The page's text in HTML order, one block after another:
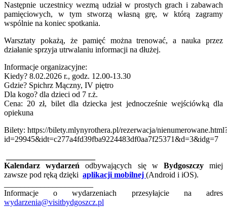
Następnie uczestnicy wezmą udział w prostych grach i zabawach
pamięciowych, w tym stworzą własną grę, w którą zagramy
wspólnie na koniec spotkania.
Warsztaty pokażą, że pamięć można trenować, a nauka przez
działanie sprzyja utrwalaniu informacji na dłużej.
Informacje organizacyjne:
Kiedy? 8.02.2026 r., godz. 12.00-13.30
Gdzie? Spichrz Mączny, IV piętro
Dla kogo? dla dzieci od 7 r.ż.
Cena: 20 zł, bilet dla dziecka jest jednocześnie wejściówką dla
opiekuna
Bilety: https://bilety.mlynyrothera.pl/rezerwacja/
id=29945&idt=c277a4fd39fba9224483df0aa7f25371&d=3&idg=7
Kalendarz wydarzeńodbywających się w Bydgoszczymiej
zawsze pod ręką dzięki aplikacji mobilnej (Android i iOS).
Informacje o wydarzeniach przesyłajcie na adres
wydarzenia@visitbydgoszcz.pl